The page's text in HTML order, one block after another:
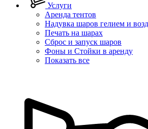
Услуги
Аренда тентов
Надувка шаров гелием и
Печать на шарах
Сброс и запуск шаров
Фоны и Стойки в аренду
Показать все